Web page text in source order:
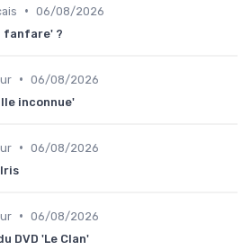
• 06/08/2026
fanfare' ?
• 06/08/2026
inconnue'
• 06/08/2026
• 06/08/2026
DVD 'Le Clan'